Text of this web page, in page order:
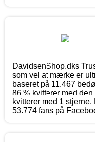
DavidsenShop.dks
som vel at mærke er
baseret på 11.467
86 % kvitterer med
kvitterer med 1
53.774 fans på